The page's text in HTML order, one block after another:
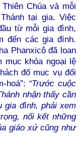
Chúa và mỗi
tại gia. Việc
từ mỗi gia đình,
đến các gia đình.
Phanxicô đã loan
mục khóa ngoại lệ
đố mục vụ đối
hoá”: “Trước cuộc
nhận thấy cần
gia đình, phải xem
nối kết những
giáo xứ cũng như